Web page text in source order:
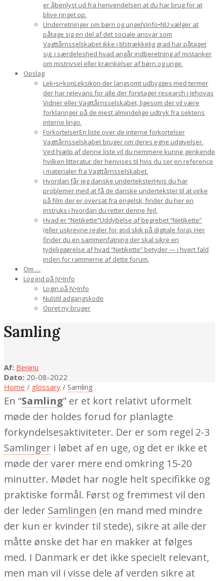
er åbenlyst ud fra henvendelsen at du har brug for at
blive ringet op.
Underretninger om børn og ungeJVinfo•NU vælger at
påtage sig en del af det sociale ansvar som
Vagttårnsselskabet ikke i tilstrækkelig grad har påtaget
sig, i særdeleshed hvad angår indberetning af mistanker
om mistrivsel eller krænkelser af børn og unge.
Opslag
Lek•si•konLeksikon der langsomt udbygges med termer
der har relevans for alle der foretager research i Jehovas
Vidner eller Vagttårnsselskabet, ligesom der vil være
forklaringer på de mest almindelige udtryk fra sektens
interne lingo.
ForkortelserEn liste over de interne forkortelser
Vagttårnsselskabet bruger om deres egne udgivelser.
Ved hjælp af denne liste vil du nemmere kunne genkende
hvilken litteratur der henvises til hvis du ser en reference
i materialer fra Vagttårnsselskabet.
Hvordan får jeg danske underteksterHvis du har
problemer med at få de danske undertekster til at virke
på film der er oversat fra engelsk, finder du her en
instruks i hvordan du retter denne fejl.
Hvad er “Netikette”Uddybelse af begrebet “Netikette”
(eller uskrevne regler for god skik på digitale fora). Her
finder du en sammenfatning der skal sikre en
tydeliggørelse af hvad “Netikette” betyder — i hvert fald
inden for rammerne af dette forum.
Om …
Log ind på JV•Info
Login på JV•Info
Nulstil adgangskode
Opret ny bruger
Samling
Af: Beninu
Dato: 20-08-2022
Home / glossary / Samling
En “Samling” er et kort relativt uformelt
møde der holdes forud for planlagte
forkyndelsesaktiviteter. Der er som regel 2-3
Samlinger i løbet af en uge, og det er ikke et
møde der varer mere end omkring 15-20
minutter. Mødet har nogle helt specifikke og
praktiske formål. Først og fremmest vil den
der leder Samlingen (en mand med mindre
der kun er kvinder til stede), sikre at alle der
måtte ønske det har en makker at følges
med. I Danmark er det ikke specielt relevant,
men man vil i visse dele af verden sikre at